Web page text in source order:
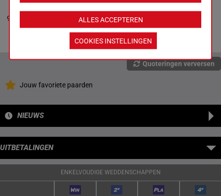
9
Raul Fabricio
Barroso-Ricardo
M/556 kg 9p 9
Quoteringen verversen
Jouw favoriete paarden
NIEUWS
UITBETALINGEN
ENKELVOUDIGE WEDDENSCHAPPEN
ALLES ACCEPTEREN
COOKIES INSTELLINGEN